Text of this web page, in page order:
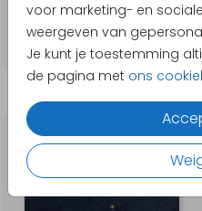
voor marketing- en
weergeven van
Je kunt je toestemming
de pagina met ons
GOUDFOLIE